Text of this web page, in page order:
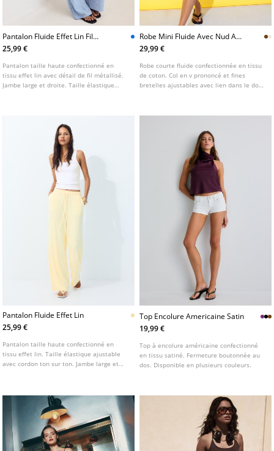
Pantalon Fluide Effet Lin Fil
Metallise
25,99 €
Pantalon taille haute confectionné en
tissu effet lin avec détail de fil métallisé.
Jambe large et droite. Taille élastique
Robe Mini Fluide Avec Nud Au
Dos
29,99 €
Robe courte fluide confectionnée en tissu
de coton. Col en v prononcé et fines
bretelles ajustables avec lien dans le dos.
Pantalon Fluide Effet Lin
25,99 €
Pantalon taille haute confectionné en
tissu effet lin. Taille élastique ajustable
avec cordon ton sur ton. Jambe large et
Top Encolure Americaine Satin
19,99 €
Top à encolure américaine confectionné
en tissu satiné. Fermeture boutonnée au
dos. Disponible en plusieurs couleurs.